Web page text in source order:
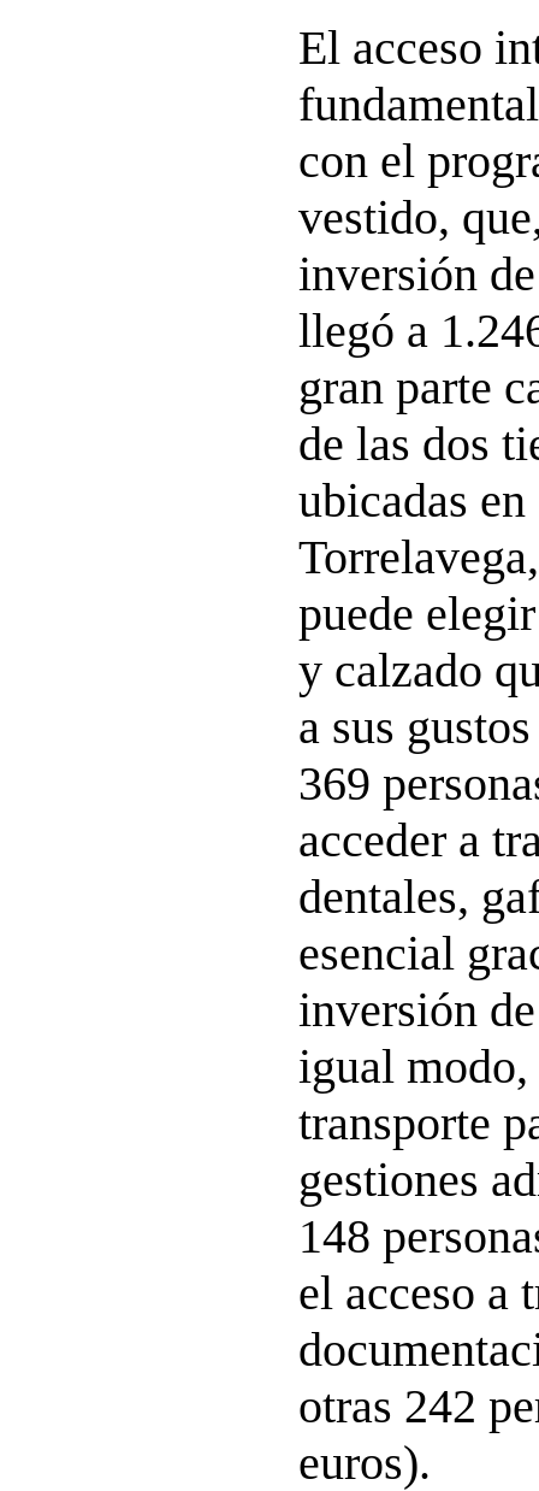
El acceso
con el
vestido,
inversión
llegó a
gran parte
de las dos
ubicadas
puede
y calzado
a sus
369
acceder a
dentales,
esencial
inversión
igual
transporte
gestiones
148
el acceso a
otras 242
euros).